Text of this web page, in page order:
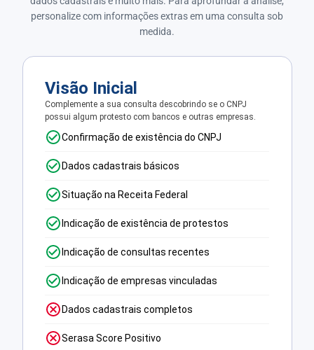
personalize com informações extras em uma consulta sob
medida.
Visão Inicial
Complemente a sua consulta descobrindo se o CNPJ
possui algum protesto com bancos e outras empresas.
Confirmação de existência do CNPJ
Dados cadastrais básicos
Situação na Receita Federal
Indicação de existência de protestos
Indicação de consultas recentes
Indicação de empresas vinculadas
Dados cadastrais completos
Serasa Score Positivo